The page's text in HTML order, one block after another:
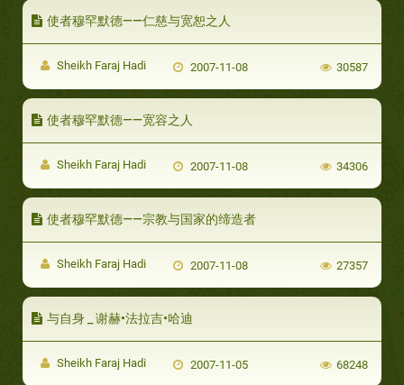
使者穆罕默德——仁慈与宽恕之人
Sheikh Faraj Hadi 2007-11-08 30587
使者穆罕默德——宽容之人
Sheikh Faraj Hadi 2007-11-08 34306
使者穆罕默德——宗教与国家的缔造者
Sheikh Faraj Hadi 2007-11-08 27357
与自身 _ 谢赫•法拉吉•哈迪
Sheikh Faraj Hadi 2007-11-05 68248